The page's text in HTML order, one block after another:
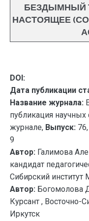
БЕЗДЫМНЫЙ
НАСТОЯЩЕЕ
DOI:
Дата публикации
Название журнала:
публикация
журнале, Выпуск: 76,
9
Автор: Галимова
кандидат
Сибирский
Автор: Богомолова
Курсант , Восточно-
Иркутск